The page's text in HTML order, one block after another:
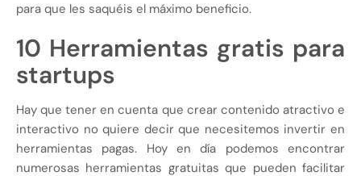
para que les saquéis el máximo beneficio.
10 Herramientas gratis para
startups
Hay que tener en cuenta que crear contenido atractivo e
interactivo no quiere decir que necesitemos invertir en
herramientas pagas. Hoy en día podemos encontrar
numerosas herramientas gratuitas que pueden facilitar